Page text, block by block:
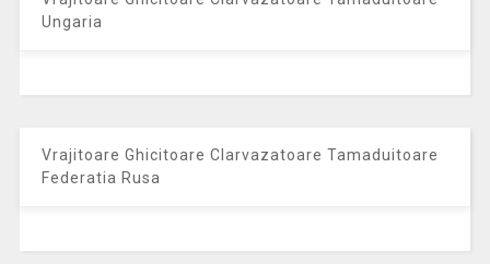
Ungaria
Vrajitoare Ghicitoare Clarvazatoare Tamaduitoare
Federatia Rusa